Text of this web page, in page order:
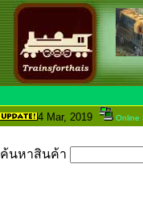
4 Mar, 2019 Online
ค้นหาสินค้า